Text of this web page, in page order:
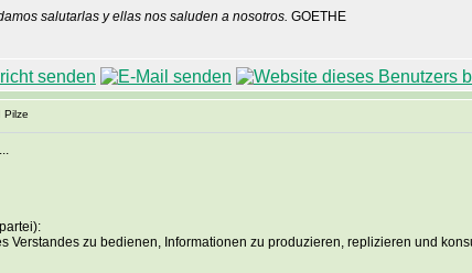
salutarlas y ellas nos saluden a nosotros. GOETHE
Pilze
Verstandes zu bedienen, Informationen zu produzieren, replizieren und